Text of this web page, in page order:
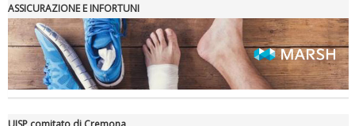
ASSICURAZIONE E INFORTUNI